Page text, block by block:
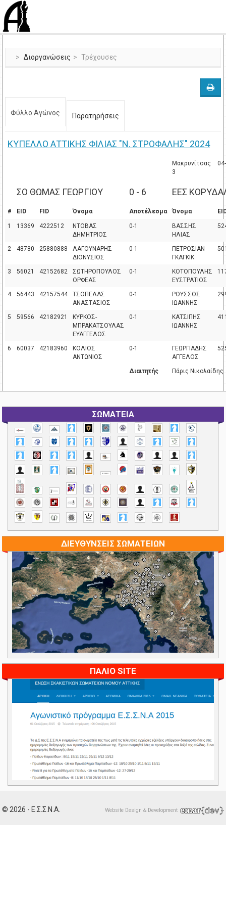
Διοργανώσεις Τρέχουσες
Φύλλο Αγώνος Παρατηρήσεις
ΚΥΠΕΛΛΟ ΑΤΤΙΚΗΣ ΦΙΛΙΑΣ "Ν. ΣΤΡΟΦΑΛΗΣ" 2024
Μακρυνίτσας
3
ΣΟ ΘΩΜΑΣ ΓΕΩΡΓΙΟΥ 0 - 6 ΕΕΣ
# EID FID Όνομα Αποτέλεσμα Όνομα
1 13369 4222512
ΝΤΟΒΑΣ
ΔΗΜΗΤΡΙΟΣ
0-1
ΒΑΣΣΗΣ
ΗΛΙΑΣ
2 48780 25880888
ΛΑΓΟΥΝΑΡΗΣ
ΔΙΟΝΥΣΙΟΣ
0-1
ΠΕΤΡΟΣΙΑΝ
ΓΚΑΓΚΙΚ
3 56021 42152682
ΣΩΤΗΡΟΠΟΥΛΟΣ
ΟΡΦΕΑΣ
0-1
ΚΟΤΟΠΟΥΛΗΣ
ΕΥΣΤΡΑΤΙΟΣ
4 56443 42157544
ΤΣΟΠΕΛΑΣ
ΑΝΑΣΤΑΣΙΟΣ
0-1
ΡΟΥΣΣΟΣ
ΙΩΑΝΝΗΣ
5 59566 42182921
ΚΥΡΚΟΣ-
ΜΠΡΑΚΑΤΣΟΥΛΑΣ
ΕΥΑΓΓΕΛΟΣ
0-1
ΚΑΤΣΙΠΗΣ
ΙΩΑΝΝΗΣ
6 60037 42183960
ΚΟΛΙΟΣ
ΑΝΤΩΝΙΟΣ
0-1
ΓΕΩΡΓΙΑΔΗΣ
ΑΓΓΕΛΟΣ
Διαιτητής Πάρις Νικολαίδης
ΣΩΜΑΤΕΙΑ
ΔΙΕΥΘΥΝΣΕΙΣ ΣΩΜΑΤΕΙΩΝ
ΠΑΛΙΟ SITE
© 2026 - Ε.Σ.Σ.Ν.Α. Website Design & Development